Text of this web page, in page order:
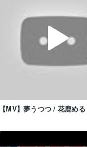
・FOCAL / Trio 6 Be
・FOCAL / SHAPE TWIN
・NEUMANN / KH80
・ECLIPSE / TD307MK3
▽インターフェイス
・UNIVERSAL AUDIO
・RME / ADI-2 Pro FS
【MV】夢うつつ / 花鹿める